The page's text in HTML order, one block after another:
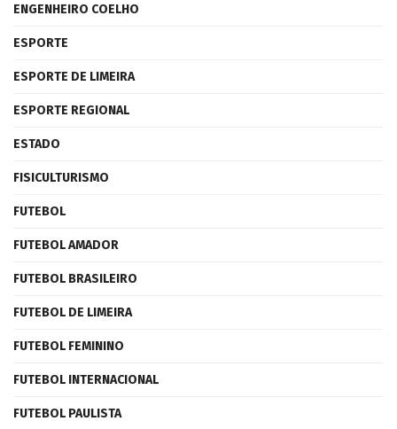
ENGENHEIRO COELHO
ESPORTE
ESPORTE DE LIMEIRA
ESPORTE REGIONAL
ESTADO
FISICULTURISMO
FUTEBOL
FUTEBOL AMADOR
FUTEBOL BRASILEIRO
FUTEBOL DE LIMEIRA
FUTEBOL FEMININO
FUTEBOL INTERNACIONAL
FUTEBOL PAULISTA